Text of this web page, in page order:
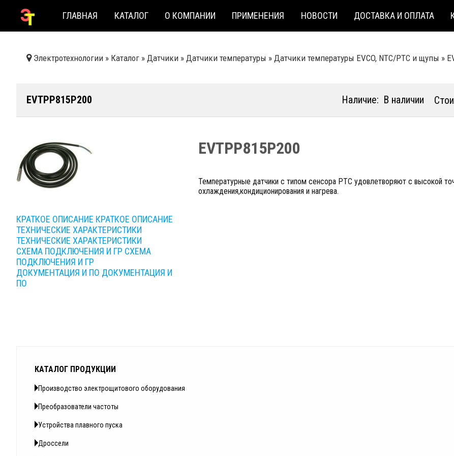
ГЛАВНАЯ КАТАЛОГ О КОМПАНИИ ПРИМЕНЕНИЯ НОВОСТИ ДОСТАВКА И ОПЛАТА
Электротехнологии » Каталог » Датчики » Датчики температуры » Датчики температуры EVCO, NTC/PTC и щупы »
EVTPP815P200 Наличие: В наличии
КРАТКОЕ ОПИСАНИЕ КРАТКОЕ ОПИСАНИЕ
ТЕХНИЧЕСКИЕ ХАРАКТЕРИСТИКИ
ТЕХНИЧЕСКИЕ ХАРАКТЕРИСТИКИ
СХЕМА ПОДКЛЮЧЕНИЯ И ГР СХЕМА
ПОДКЛЮЧЕНИЯ И ГР
ДОКУМЕНТАЦИЯ И ПО ДОКУМЕНТАЦИЯ И
ПО
EVTPP815P200
Температурные датчики с типом сенсора PTC удовлетворяют с высокой
охлаждения,кондиционирования и нагрева.
КАТАЛОГ ПРОДУКЦИИ
Производство электрощитового оборудования
Преобразователи частоты
Устройства плавного пуска
Дроссели